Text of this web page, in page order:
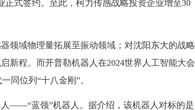
式签约。至此，柯力传感战略投资企业增至30
域物理量拓展至振动领域；对沈阳东大的战略
新程。而开普勒机器人在2024世界人工智能大会
同位列“十八金刚”。
蓝领”机器人。据介绍，该机器人对标的是